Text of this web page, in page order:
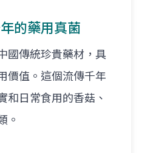
的藥用真菌
國傳統珍貴藥材，具
價值。這個流傳千年
和日常食用的香菇、
。